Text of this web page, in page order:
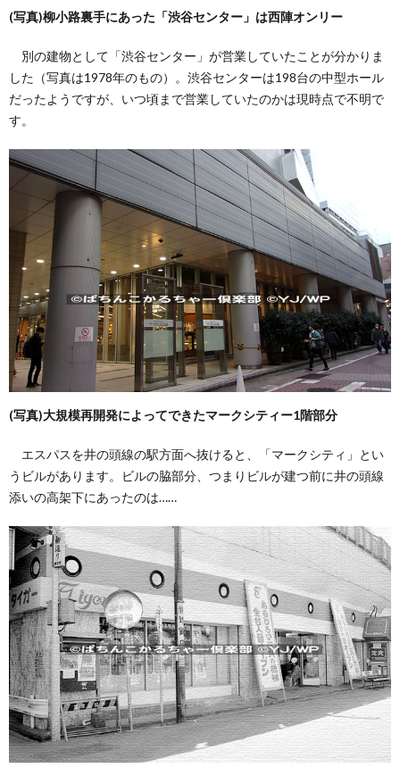
(写真)柳小路裏手にあった「渋谷センター」は西陣オンリー
別の建物として「渋谷センター」が営業していたことが分かりま
した（写真は1978年のもの）。渋谷センターは198台の中型ホール
だったようですが、いつ頃まで営業していたのかは現時点で不明で
す。
(写真)大規模再開発によってできたマークシティー1階部分
エスパスを井の頭線の駅方面へ抜けると、「マークシティ」とい
うビルがあります。ビルの脇部分、つまりビルが建つ前に井の頭線
添いの高架下にあったのは……